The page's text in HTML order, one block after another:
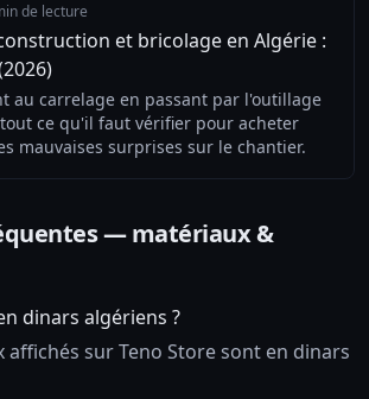
de lecture
et bricolage en Algérie :
au carrelage en passant par l'outillage
ce qu'il faut vérifier pour acheter
mauvaises surprises sur le chantier.
— matériaux &
dinars algériens ?
affichés sur Teno Store sont en dinars